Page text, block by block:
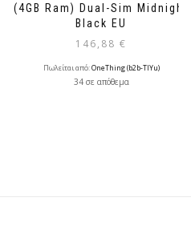
(4GB Ram) Dual-Sim Midnight
Black EU
146,88 €
Πωλείται από:OneThing (b2b-TlYu)
34 σε απόθεμα